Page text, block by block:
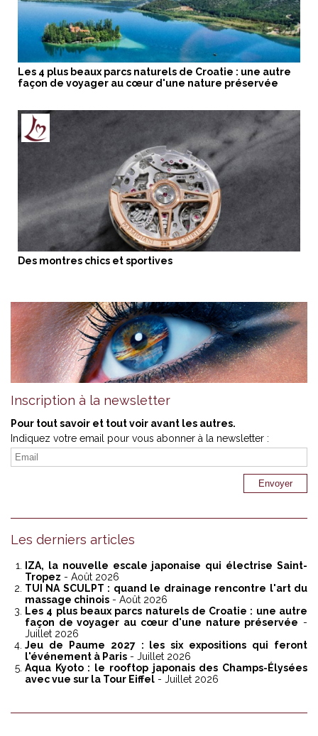
Les 4 plus beaux parcs naturels de Croatie : une autre
façon de voyager au cœur d'une nature préservée
Des montres chics et sportives
Inscription à la newsletter
Pour tout savoir et tout voir avant les autres.
Indiquez votre email pour vous abonner à la newsletter :
Les derniers articles
IZA, la nouvelle escale japonaise qui électrise Saint-
Tropez - Août 2026
TUI NA SCULPT : quand le drainage rencontre l'art du
massage chinois - Août 2026
Les 4 plus beaux parcs naturels de Croatie : une autre
façon de voyager au cœur d'une nature préservée -
Juillet 2026
Jeu de Paume 2027 : les six expositions qui feront
l'événement à Paris - Juillet 2026
Aqua Kyoto : le rooftop japonais des Champs-Élysées
avec vue sur la Tour Eiffel - Juillet 2026